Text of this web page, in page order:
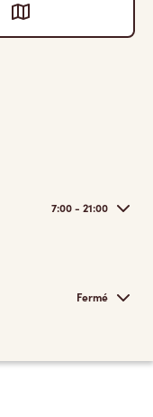
7:00 - 21:00
Fermé